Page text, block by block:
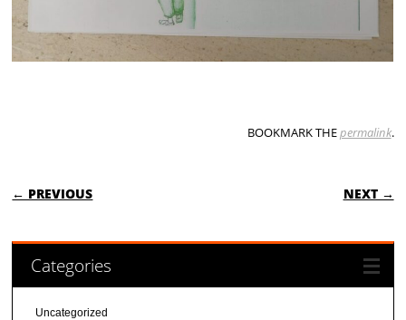
BOOKMARK THEpermalink.
POST NAVIGATION
← PREVIOUS NEXT →
Categories
Uncategorized